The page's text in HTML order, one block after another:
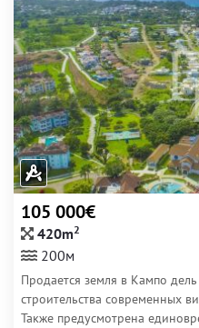
105 000€
420m2
200м
Продается земля в Кампо
строительства современных
Также предусмотрена